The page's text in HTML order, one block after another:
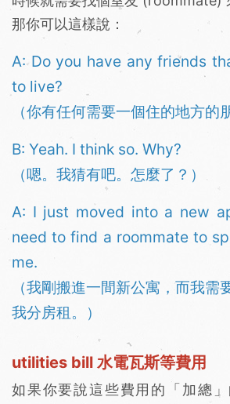
那你可以這樣說：
A: Do you have any friends
to live?
（你有任何需要一個住的地方的
B: Yeah. I think so. Why?
（嗯。我猜有吧。怎麼了？）
A: I just moved into a new
need to find a roommate to
me.
（我剛搬進一間新公寓，而我需
我分房租。）
utilities bill 水電瓦斯等費用
如果你要說這些費用的「加總